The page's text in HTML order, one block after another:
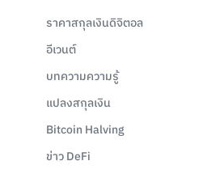
ราคาสกุลเงินดิจิตอล
อีเวนต์
บทความความรู้
แปลงสกุลเงิน
Bitcoin Halving
ข่าว DeFi